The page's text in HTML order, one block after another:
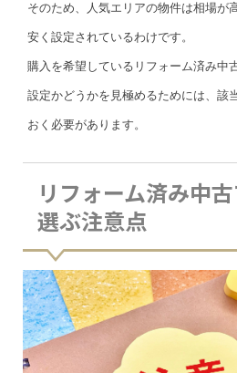
そのため、人気エリアの物件は相場が
安く設定されているわけです。
購入を希望しているリフォーム済み中
設定かどうかを見極めるためには、該
おく必要があります。
リフォーム済み中
選ぶ注意点